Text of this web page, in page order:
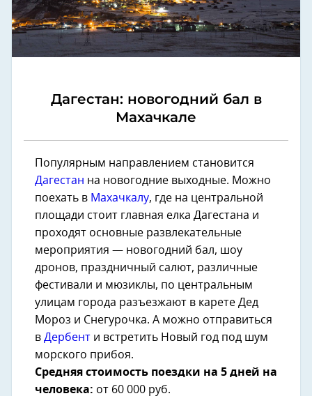
Дагестан: новогодний бал в
Махачкале
Популярным направлением становится
Дагестан на новогодние выходные. Можно
поехать в Махачкалу, где на центральной
площади стоит главная елка Дагестана и
проходят основные развлекательные
мероприятия — новогодний бал, шоу
дронов, праздничный салют, различные
фестивали и мюзиклы, по центральным
улицам города разъезжают в карете Дед
Мороз и Снегурочка. А можно отправиться
в Дербент и встретить Новый год под шум
морского прибоя.
Средняя стоимость поездки на 5 дней на
человека: от 60 000 руб.